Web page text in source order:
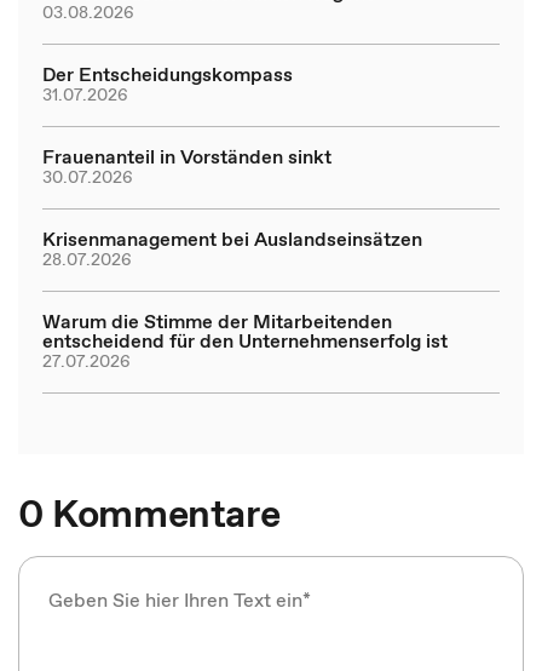
03.08.2026
Der Entscheidungskompass
31.07.2026
Frauenanteil in Vorständen sinkt
30.07.2026
Krisenmanagement bei Auslandseinsätzen
28.07.2026
Warum die Stimme der Mitarbeitenden
entscheidend für den Unternehmenserfolg ist
27.07.2026
0 Kommentare